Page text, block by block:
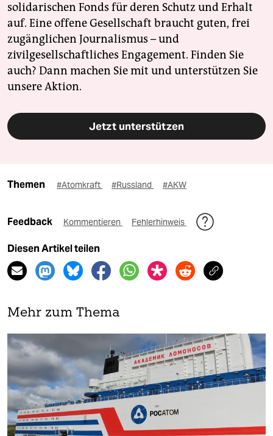
solidarischen Fonds für deren Schutz und Erhalt
auf. Eine offene Gesellschaft braucht guten, frei
zugänglichen Journalismus – und
zivilgesellschaftliches Engagement. Finden Sie
auch? Dann machen Sie mit und unterstützen Sie
unsere Aktion.
Jetzt unterstützen
Themen #Atomkraft #Russland #AKW
Feedback Kommentieren Fehlerhinweis
Diesen Artikel teilen
Mehr zum Thema